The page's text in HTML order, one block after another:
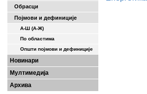
Обрасци
Појмови и дефиниције
А-Ш (A-Ж)
По областима
Општи појмови и дефиниције
Новинари
Мултимедија
Архива